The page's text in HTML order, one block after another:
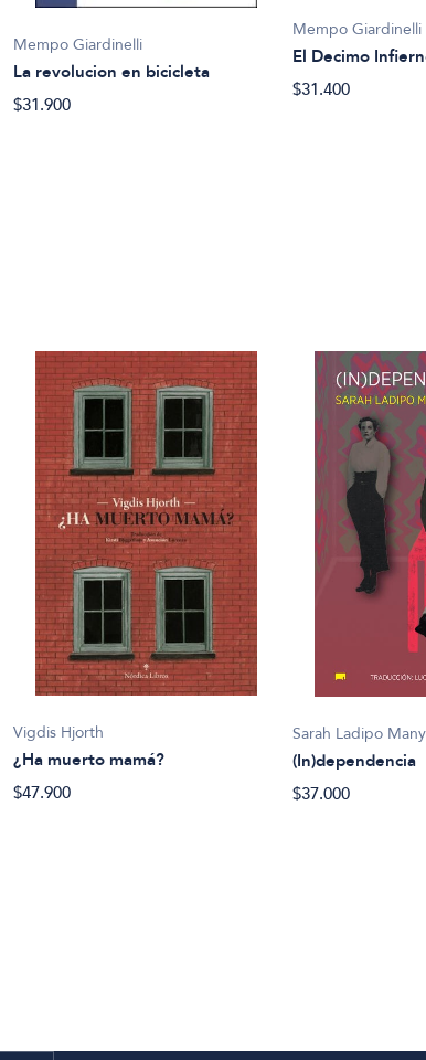
Mempo Giardinelli
La revolucion en bicicleta
$31.900
Mempo Giardinelli
El Decimo
$31.400
Vigdis Hjorth
¿Ha muerto mamá?
$47.900
Sarah Ladipo
(In)dependencia
$37.000